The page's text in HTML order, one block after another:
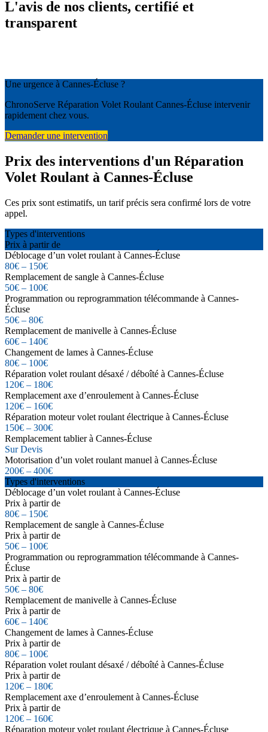
L'avis de nos clients, certifié et
transparent
Une urgence à Cannes-Écluse ?
ChronoServe Réparation Volet Roulant Cannes-Écluse intervenir
rapidement chez vous.
Demander une intervention
Prix des interventions d'un Réparation
Volet Roulant à Cannes-Écluse
Ces prix sont estimatifs, un tarif précis sera confirmé lors de votre
appel.
Types d'interventions
Prix à partir de
Déblocage d’un volet roulant à Cannes-Écluse
80€ – 150€
Remplacement de sangle à Cannes-Écluse
50€ – 100€
Programmation ou reprogrammation télécommande à Cannes-
Écluse
50€ – 80€
Remplacement de manivelle à Cannes-Écluse
60€ – 140€
Changement de lames à Cannes-Écluse
80€ – 100€
Réparation volet roulant désaxé / déboîté à Cannes-Écluse
120€ – 180€
Remplacement axe d’enroulement à Cannes-Écluse
120€ – 160€
Réparation moteur volet roulant électrique à Cannes-Écluse
150€ – 300€
Remplacement tablier à Cannes-Écluse
Sur Devis
Motorisation d’un volet roulant manuel à Cannes-Écluse
200€ – 400€
Types d'interventions
Déblocage d’un volet roulant à Cannes-Écluse
Prix à partir de
80€ – 150€
Remplacement de sangle à Cannes-Écluse
Prix à partir de
50€ – 100€
Programmation ou reprogrammation télécommande à Cannes-
Écluse
Prix à partir de
50€ – 80€
Remplacement de manivelle à Cannes-Écluse
Prix à partir de
60€ – 140€
Changement de lames à Cannes-Écluse
Prix à partir de
80€ – 100€
Réparation volet roulant désaxé / déboîté à Cannes-Écluse
Prix à partir de
120€ – 180€
Remplacement axe d’enroulement à Cannes-Écluse
Prix à partir de
120€ – 160€
Réparation moteur volet roulant électrique à Cannes-Écluse